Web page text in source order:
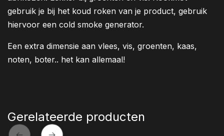
gebruik je bij het koud roken van je product, gebruik
hiervoor een cold smoke generator.
Een extra dimensie aan vlees, vis, groenten, kaas,
noten, boter.. het kan allemaal!
Gerelateerde producten